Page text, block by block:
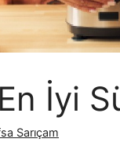
En İyi
Sarıçam